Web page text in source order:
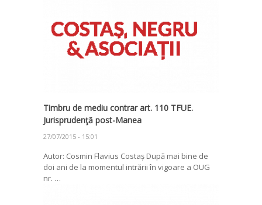
Timbru de mediu contrar art. 110 TFUE.
Jurisprudenţă post-Manea
27/07/2015 - 15:01
Autor: Cosmin Flavius Costaș După mai bine de
doi ani de la momentul intrării în vigoare a OUG
nr. …